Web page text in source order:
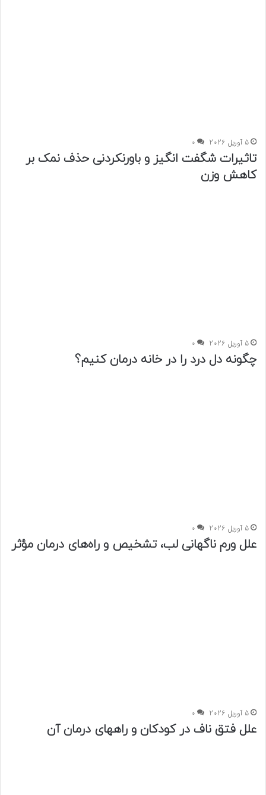
5 آوریل 2026 0
تاثیرات شگفت انگیز و باورنکردنی حذف نمک بر
کاهش وزن
5 آوریل 2026 0
چگونه دل درد را در خانه درمان کنیم؟
5 آوریل 2026 0
علل ورم ناگهانی لب، تشخیص و راه‌های درمان مؤثر
5 آوریل 2026 0
علل فتق ناف در کودکان و راههای درمان آن